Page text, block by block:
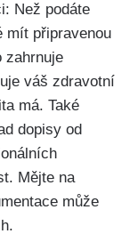
Než podáte
mít připravenou
zahrnuje
váš zdravotní
má. Také
dopisy od
Mějte na
může